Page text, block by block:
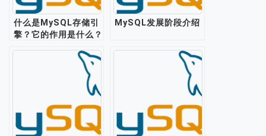
什么是MySQL存储引
擎？它的作用是什么？
MySQL发展阶段介绍